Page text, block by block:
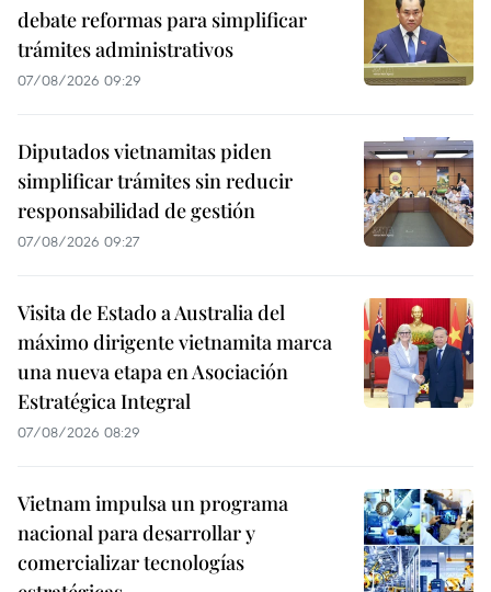
debate reformas para simplificar
trámites administrativos
07/08/2026 09:29
Diputados vietnamitas piden
simplificar trámites sin reducir
responsabilidad de gestión
07/08/2026 09:27
Visita de Estado a Australia del
máximo dirigente vietnamita marca
una nueva etapa en Asociación
Estratégica Integral
07/08/2026 08:29
Vietnam impulsa un programa
nacional para desarrollar y
comercializar tecnologías